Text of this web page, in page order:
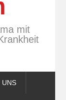
mit
UNS